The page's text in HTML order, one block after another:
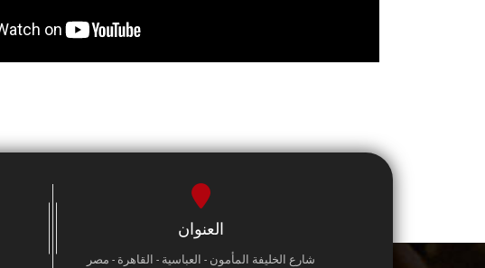
العنوان
شارع الخليفة المأمون - العباسية - القاهرة - مصر